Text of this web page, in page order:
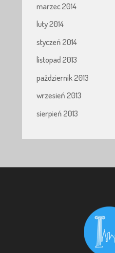
marzec 2014
luty 2014
styczeń 2014
listopad 2013
październik 2013
wrzesień 2013
sierpień 2013